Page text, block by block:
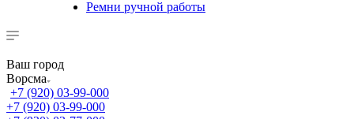
Ремни ручной работы
Ваш город
Ворсма
+7 (920) 03-99-000
+7 (920) 03-99-000